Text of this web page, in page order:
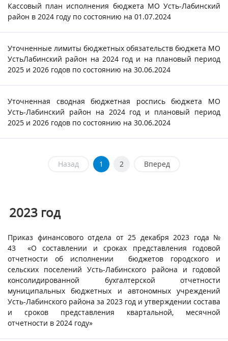
Кассовый план исполнения бюджета МО Усть-Лабинский
район в 2024 году по состоянию на 01.07.2024
Уточненные лимиты бюджетных обязательств бюджета МО
УстьЛабинский район на 2024 год и на плановый период
2025 и 2026 годов по состоянию на 30.06.2024
Уточненная сводная бюджетная роспись бюджета МО
Усть-Лабинский район на 2024 год и плановый период
2025 и 2026 годов по состоянию на 30.06.2024
Назад 1 2 Вперед
2023 год
Приказ финансового отдела от 25 декабря 2023 года №
43 «О составлении и сроках представления годовой
отчетности об исполнении бюджетов городского и
сельских поселений Усть-Лабинского района и годовой
консолидированной бухгалтерской отчетности
муниципальных бюджетных и автономных учреждений
Усть-Лабинского района за 2023 год и утверждении состава
и сроков представления квартальной, месячной
отчетности в 2024 году»